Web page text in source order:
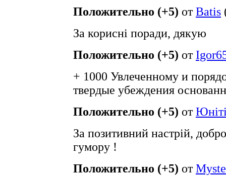
Положительно (+5) отBatis
За корисні поради, дякую
Положительно (+5) от
+ 1000 Увлеченному и
твердые убеждения
Положительно (+5) от
За позитивний настрій,
гумору !
Положительно (+5) от